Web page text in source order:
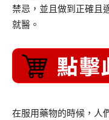
禁忌，並且做到正確且
就醫。
在服用藥物的時候，人